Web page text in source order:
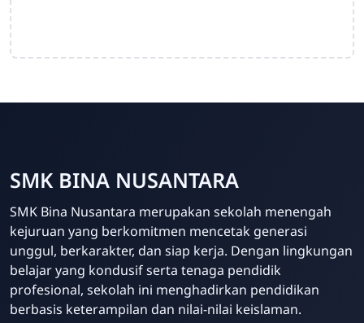
Admin Sekolah
Online
SMK BINA NUSANTARA
SMK Bina Nusantara merupakan sekolah menengah
kejuruan yang berkomitmen mencetak generasi
unggul, berkarakter, dan siap kerja. Dengan lingkungan
belajar yang kondusif serta tenaga pendidik
profesional, sekolah ini menghadirkan pendidikan
berbasis keterampilan dan nilai-nilai keislaman.